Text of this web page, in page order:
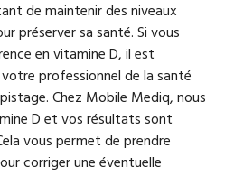
de maintenir des niveaux
préserver sa santé. Si vous
en vitamine D, il est
professionnel de la santé
Chez Mobile Mediq, nous
D et vos résultats sont
vous permet de prendre
corriger une éventuelle